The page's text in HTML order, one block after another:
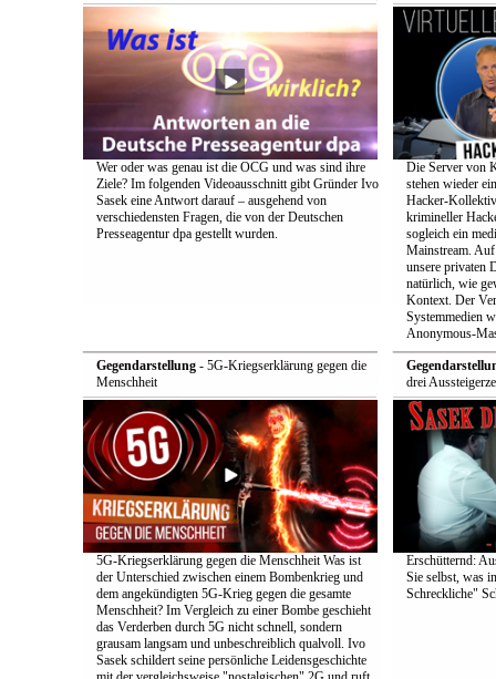
Wer oder was genau ist die OCG und was sind ihre
Ziele? Im folgenden Videoausschnitt gibt Gründer Ivo
Sasek eine Antwort darauf – ausgehend von
verschiedensten Fragen, die von der Deutschen
Presseagentur dpa gestellt wurden.
Die Server von
stehen wieder
Hacker-
krimineller
sogleich ein
Mainstream. Auf
unsere privaten
natürlich, wie
Kontext. Der
Systemmedien
Anonymous-
Gegendarstellung- 5G-Kriegserklärung gegen die
Menschheit
5G-Kriegserklärung gegen die Menschheit Was ist
der Unterschied zwischen einem Bombenkrieg und
dem angekündigten 5G-Krieg gegen die gesamte
Menschheit? Im Vergleich zu einer Bombe geschieht
das Verderben durch 5G nicht schnell, sondern
grausam langsam und unbeschreiblich qualvoll. Ivo
Sasek schildert seine persönliche Leidensgeschichte
drei
Erschütternd:
Sie selbst, was
Schreckliche"